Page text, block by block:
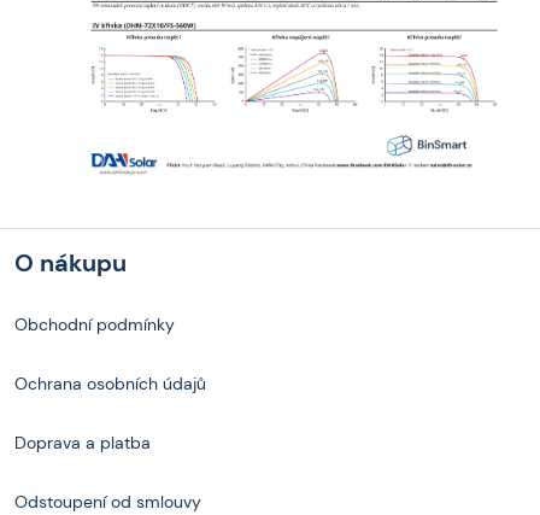
O nákupu
Obchodní podmínky
Ochrana osobních údajů
Doprava a platba
Odstoupení od smlouvy